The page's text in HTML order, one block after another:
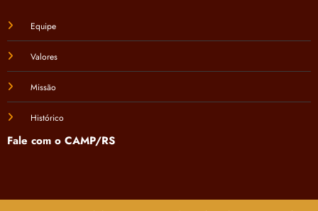
Equipe
Valores
Missão
Histórico
Fale com o CAMP/RS